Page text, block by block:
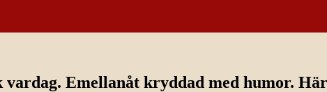
Emellanåt kryddad med humor.